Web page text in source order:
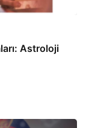
Astroloji